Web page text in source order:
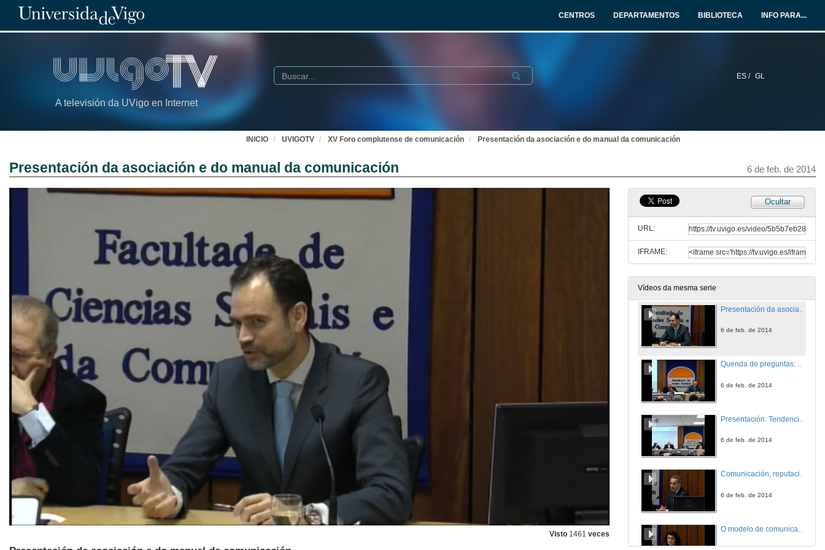
CENTROS DEPARTAMENTOS BIBLIOTECA INFO PARA...
A televisión da UVigo en Internet
ES / GL
Buscar Submit
INICIO UVIGOTV XV Foro complutense de comunicación Presentación da asociación e do manual da comunicación
Presentación da asociación e do manual da comunicación 6 de feb. de 2014
Visto 1461 veces
Ocultar
URL:
IFRAME:
Vídeos da mesma serie
Exclamado e magnífico reitor da universidade de Vigo
6 de feb. de 2014
Quenda de preguntas: Reputación, lexitimidade Social e grupos de Interese
Presentación de Sebastián Cebrián
6 de feb. de 2014
6 de feb. de 2014
Quenda de preguntas: Presentación da asociación e do manual da comunicación
6 de feb. de 2014
6 de feb. de 2014
Comunicación, reputación e eficiencia na xestión dos servizos públicos
6 de feb. de 2014